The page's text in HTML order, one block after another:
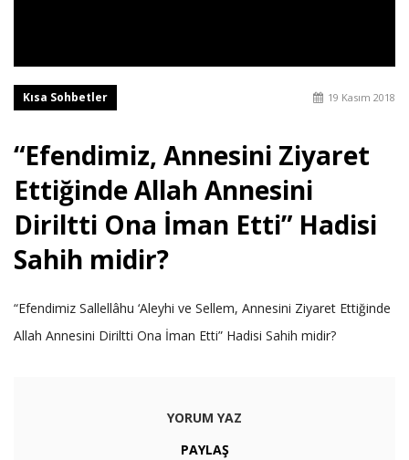
Kısa Sohbetler 19 Kasım 2018
“Efendimiz, Annesini Ziyaret
Ettiğinde Allah Annesini
Diriltti Ona İman Etti” Hadisi
Sahih midir?
“Efendimiz Sallellâhu ‘Aleyhi ve Sellem, Annesini Ziyaret Ettiğinde
Allah Annesini Diriltti Ona İman Etti” Hadisi Sahih midir?
YORUM YAZ
PAYLAŞ